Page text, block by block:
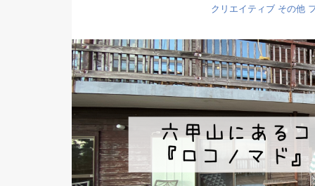
クリエイティブ その他